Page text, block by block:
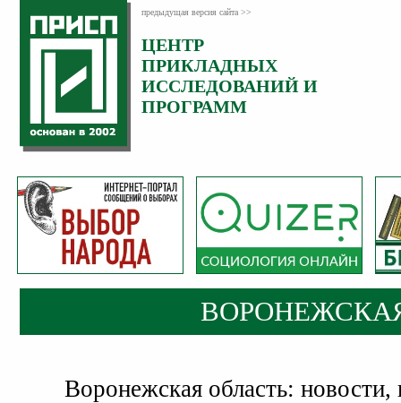
предыдущая версия сайта >>
ЦЕНТР
ПРИКЛАДНЫХ
ИССЛЕДОВАНИЙ И
ПРОГРАММ
Воронежская область: